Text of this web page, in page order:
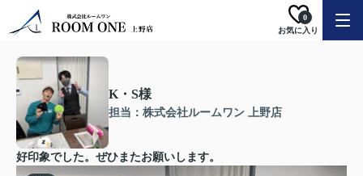
お気に入り
0
K・S様
担当：株式会社ルームワン 上野店
好印象でした。ぜひまたお願いします。